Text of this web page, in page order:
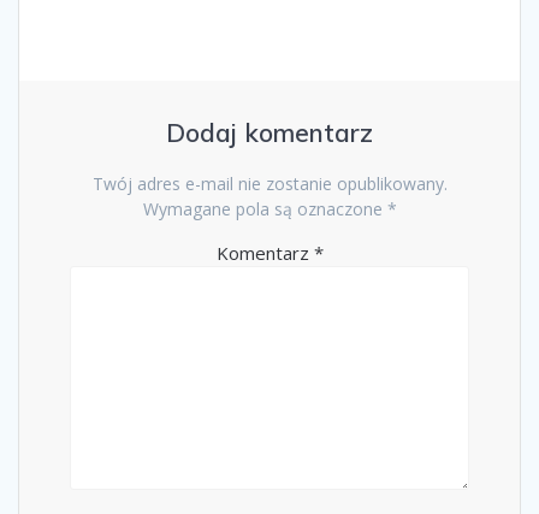
Dodaj komentarz
Twój adres e-mail nie zostanie opublikowany.
Wymagane pola są oznaczone *
Komentarz *